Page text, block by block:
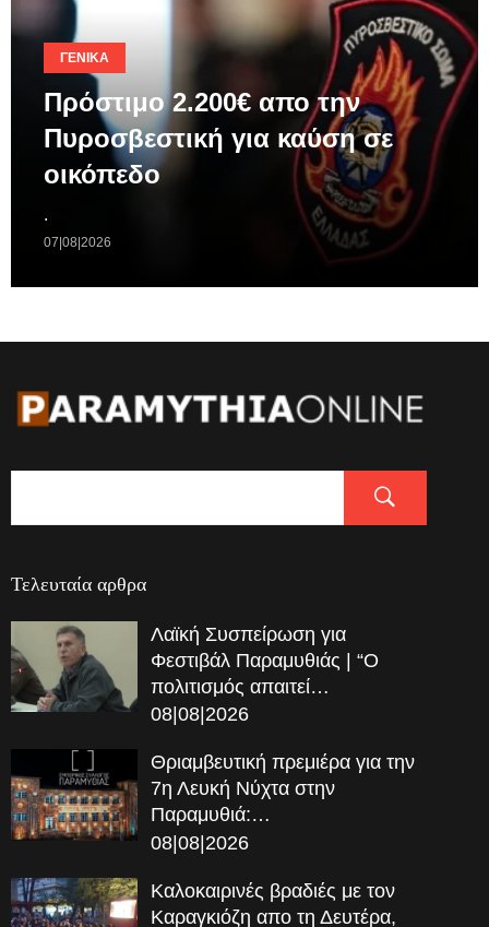
ΓΕΝΙΚΆ
Πρόστιμο 2.200€ απο την
Πυροσβεστική για καύση σε
οικόπεδο
.
07|08|2026
Τελευταία αρθρα
Λαϊκή Συσπείρωση για
Φεστιβάλ Παραμυθιάς | “Ο
πολιτισμός απαιτεί…
08|08|2026
Θριαμβευτική πρεμιέρα για την
7η Λευκή Νύχτα στην
Παραμυθιά:…
08|08|2026
Καλοκαιρινές βραδιές με τον
Καραγκιόζη απο τη Δευτέρα,